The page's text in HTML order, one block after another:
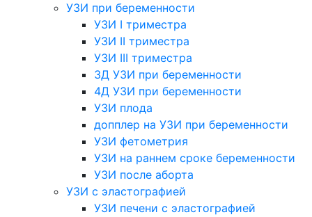
УЗИ при беременности
УЗИ I триместра
УЗИ II триместра
УЗИ III триместра
3Д УЗИ при беременности
4Д УЗИ при беременности
УЗИ плода
допплер на УЗИ при беременности
УЗИ фетометрия
УЗИ на раннем сроке беременности
УЗИ после аборта
УЗИ с эластографией
УЗИ печени с эластографией